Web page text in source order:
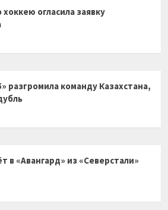
огласила заявку
разгромила команду Казахстана,
в «Авангард» из «Северстали»